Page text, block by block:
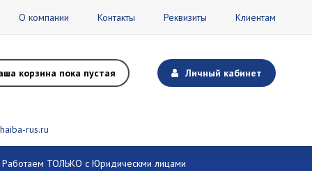
О компании Контакты Реквизиты Клиентам
корзина пока пустая Личный кабинет
rus.ru
Работаем ТОЛЬКО с Юридическми лицами